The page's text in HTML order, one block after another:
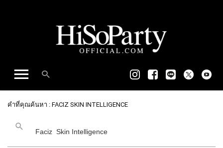
คำที่คุณค้นหา : FACIZ SKIN INTELLIGENCE